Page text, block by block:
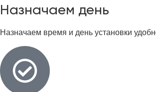
Назначаем день
Назначаем время и день установки